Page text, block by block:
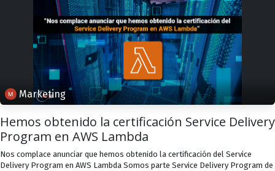
Marketing
Hemos obtenido la certificación Service Delivery
Program en AWS Lambda
Nos complace anunciar que hemos obtenido la certificación del Service
Delivery Program en AWS Lambda Somos parte Service Delivery Program de